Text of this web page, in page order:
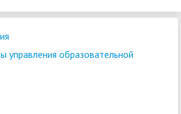
управления образовательной